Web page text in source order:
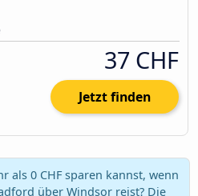
37 CHF
Jetzt finden
als 0 CHF sparen kannst, wenn
über Windsor reist? Die